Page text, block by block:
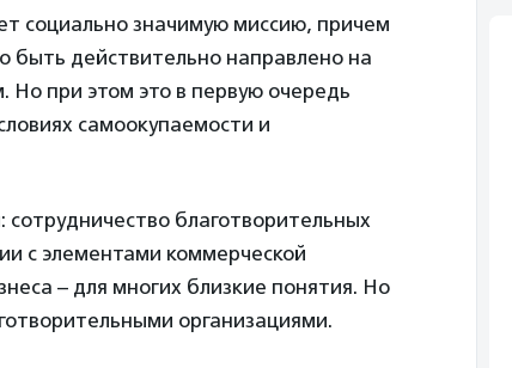
социально значимую миссию, причем
быть действительно направлено на
при этом это в первую очередь
самоокупаемости и
благотворительных
с элементами коммерческой
– для многих близкие понятия. Но
организациями.